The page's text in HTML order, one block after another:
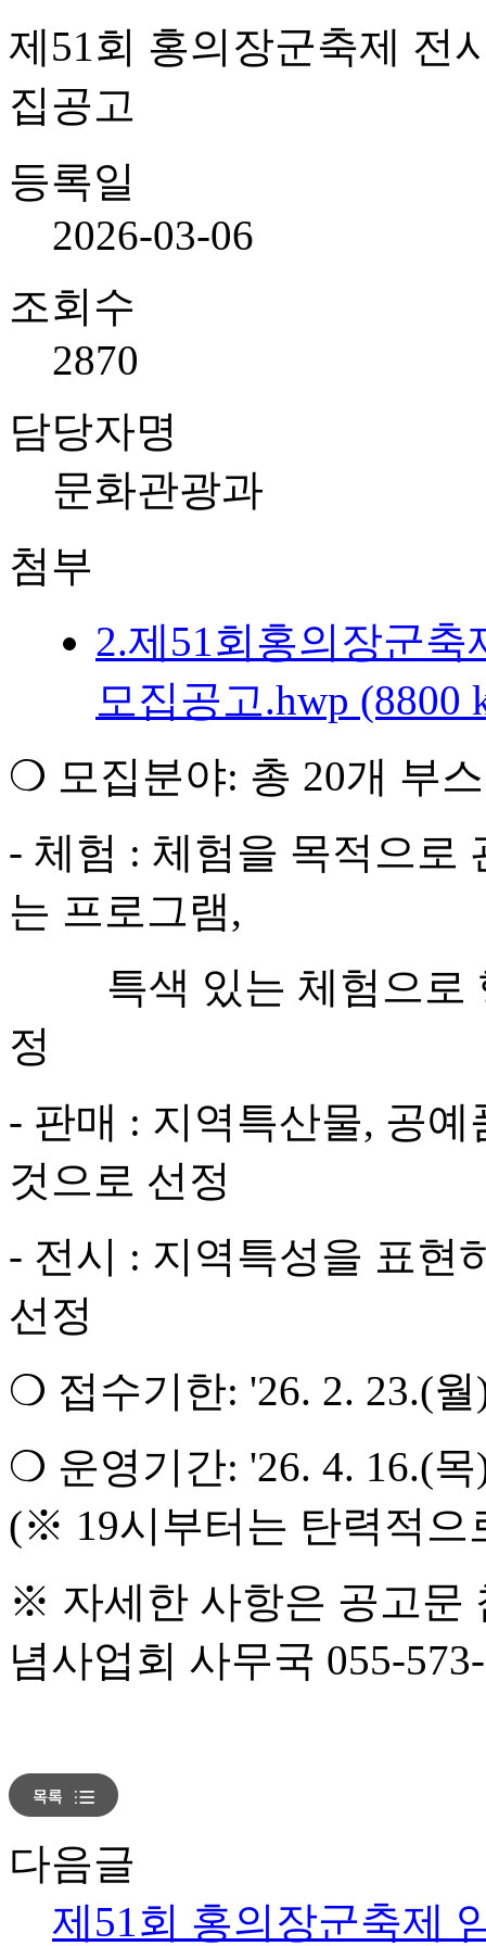
제51회 홍의장군축제 전
집공고
등록일
2026-03-06
조회수
2870
담당자명
문화관광과
첨부
2.제51회홍의장군
모집공고.hwp (8800
❍ 모집분야: 총 20개 부스
- 체험 : 체험을 목적으로
는 프로그램,
특색 있는 체험으로
정
- 판매 : 지역특산물, 공
것으로 선정
- 전시 : 지역특성을 표현
선정
❍ 접수기한: '26. 2. 23.(
❍ 운영기간: '26. 4. 16.(목
(※ 19시부터는 탄력적으
※ 자세한 사항은 공고문
념사업회 사무국 055-
다음글
제51회 홍의장군축제